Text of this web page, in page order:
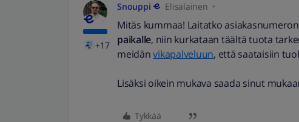
+17
Snouppi Elisalainen
Mitäs kummaa! Laitatko
paikalle, niin kurkataan täältä tuota
meidänvikapalveluun, että saataisiin
Lisäksi oikein mukava saada sinut
Tykkää